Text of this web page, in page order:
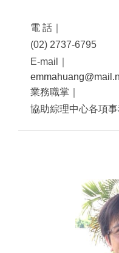
電 話｜
(02) 2737-6795
E-mail｜
業務職掌｜
協助綜理中心各項事